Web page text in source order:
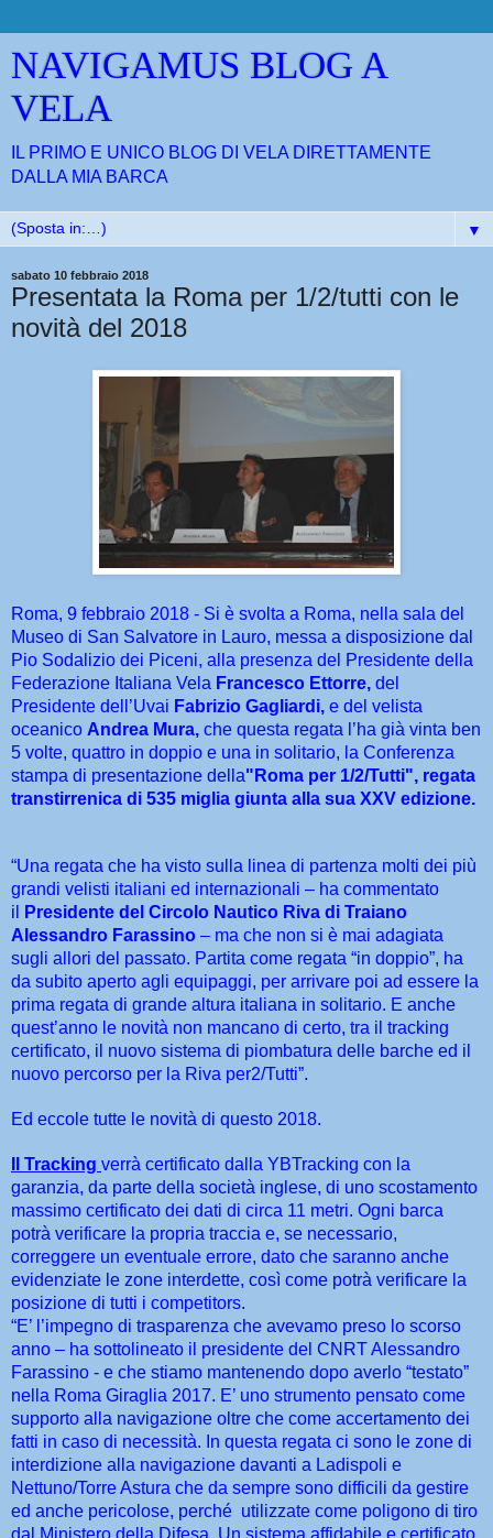
NAVIGAMUS BLOG A
VELA
IL PRIMO E UNICO BLOG DI VELA DIRETTAMENTE
DALLA MIA BARCA
▼
sabato 10 febbraio 2018
Presentata la Roma per 1/2/tutti con le
novità del 2018
Roma, 9 febbraio 2018 - Si è svolta a Roma, nella sala del
Museo di San Salvatore in Lauro, messa a disposizione dal
Pio Sodalizio dei Piceni, alla presenza del Presidente della
Federazione Italiana Vela Francesco Ettorre, del
Presidente dell’Uvai Fabrizio Gagliardi, e del velista
oceanico Andrea Mura, che questa regata l’ha già vinta ben
5 volte, quattro in doppio e una in solitario, la Conferenza
stampa di presentazione della"Roma per 1/2/Tutti", regata
transtirrenica di 535 miglia giunta alla sua XXV edizione.
“Una regata che ha visto sulla linea di partenza molti dei più
grandi velisti italiani ed internazionali – ha commentato
il
Presidente del Circolo Nautico Riva di Traiano
Alessandro Farassino – ma che non si è mai adagiata
sugli allori del passato. Partita come regata “in doppio”, ha
da subito aperto agli equipaggi, per arrivare poi ad essere la
prima regata di grande altura italiana in solitario. E anche
quest’anno le novità non mancano di certo, tra il tracking
certificato, il nuovo sistema di piombatura delle barche ed il
nuovo percorso per la Riva per2/Tutti”.
Ed eccole tutte le novità di questo 2018.
Il Tracking verrà certificato dalla YBTracking con la
garanzia, da parte della società inglese, di uno scostamento
massimo certificato dei dati di circa 11 metri. Ogni barca
potrà verificare la propria traccia e, se necessario,
correggere un eventuale errore, dato che saranno anche
evidenziate le zone interdette, così come potrà verificare la
posizione di tutti i competitors.
“E’ l’impegno di trasparenza che avevamo preso lo scorso
anno – ha sottolineato il presidente del CNRT Alessandro
Farassino - e che stiamo mantenendo dopo averlo “testato”
nella Roma Giraglia 2017. E’ uno strumento pensato come
supporto alla navigazione oltre che come accertamento dei
fatti in caso di necessità. In questa regata ci sono le zone di
interdizione alla navigazione davanti a Ladispoli e
Nettuno/Torre Astura che da sempre sono difficili da gestire
ed anche pericolose, perché utilizzate come poligono di tiro
dal Ministero della Difesa. Un sistema affidabile e certificato